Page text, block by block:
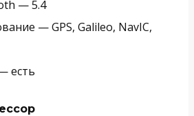
—5.4
—GPS, Galileo, NavIC,
есть